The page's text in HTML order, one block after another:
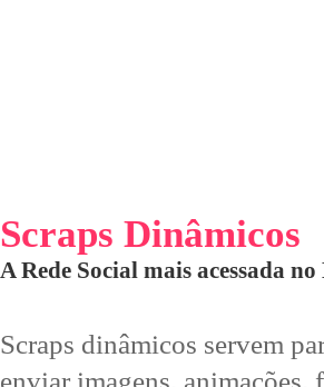
Scraps Dinâmicos
A Rede Social mais acessada
Scraps dinâmicos servem
enviar imagens,